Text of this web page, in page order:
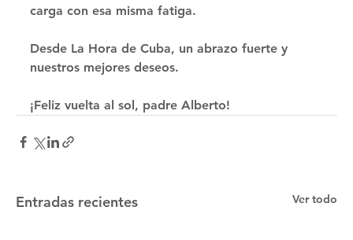
carga con esa misma fatiga.
Desde La Hora de Cuba, un abrazo fuerte y
nuestros mejores deseos.
¡Feliz vuelta al sol, padre Alberto!
Entradas recientes Ver todo